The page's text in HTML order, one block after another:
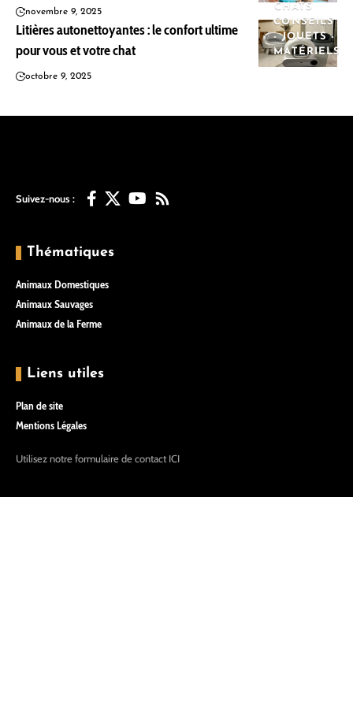
novembre 9, 2025
CHATS
CONSEILS
- JOUETS -
MATÉRIELS
Litières autonettoyantes : le confort ultime
pour vous et votre chat
octobre 9, 2025
Suivez-nous :
Thématiques
Animaux Domestiques
Animaux Sauvages
Animaux de la Ferme
Liens utiles
Plan de site
Mentions Légales
Utilisez notre formulaire de contact ICI